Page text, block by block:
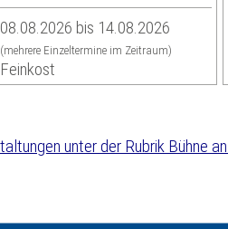
08.08.2026 bis 14.08.2026
(mehrere Einzeltermine im Zeitraum)
Feinkost